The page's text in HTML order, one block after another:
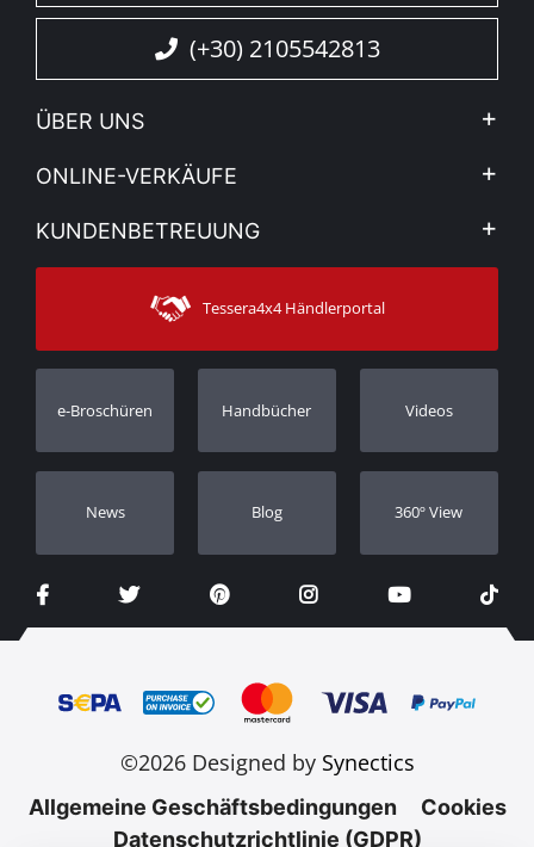
(+30) 2105542813
ÜBER UNS
Firma
Sehen Sie unsere Nachrichten
Sitemap
ONLINE-VERKÄUFE
Mein Konto
Versandarten
KUNDENBETREUUNG
Kontakt
Kundendienst
Bestellung verfolgen
Händler
Tessera4x4 Händlerportal
e-Broschüren Handbücher Videos
Νews Blog 360º View
©2026 Designed by Synectics
Allgemeine Geschäftsbedingungen
Cookies
Datenschutzrichtlinie (GDPR)